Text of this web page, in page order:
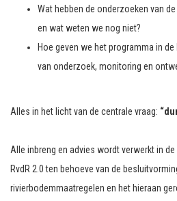
Wat hebben de onderzoeken van
en wat weten we nog niet?
Hoe geven we het programma in
van onderzoek, monitoring en
Alles in het licht van de centrale vraag:
Alle inbreng en advies wordt verwerkt in
RvdR 2.0 ten behoeve van de
rivierbodemmaatregelen en het hieraan